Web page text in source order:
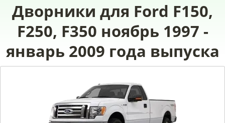
Дворники для Ford F150,
F250, F350 ноябрь 1997 -
январь 2009 года выпуска